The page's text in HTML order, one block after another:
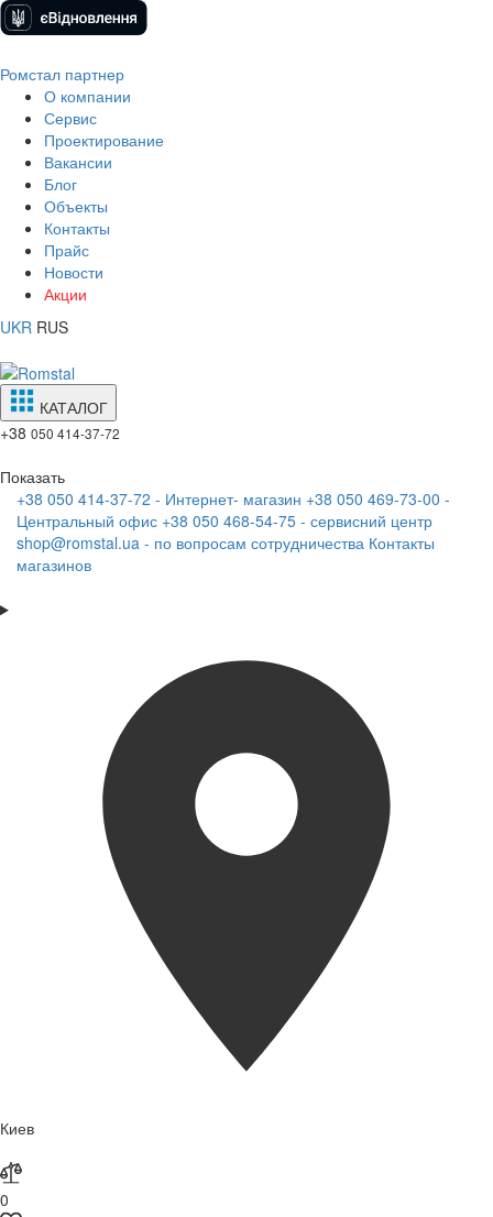
Ромстал партнер
О компании
Сервис
Проектирование
Вакансии
Блог
Объекты
Контакты
Прайс
Новости
Акции
UKR RUS
КАТАЛОГ
+38 050 414-37-72
Показать
+38 050 414-37-72 - Интернет- магазин +38 050 469-73-00 -
Центральный офис +38 050 468-54-75 - сервисний центр
shop@romstal.ua - по вопросам сотрудничества Контакты
магазинов
Киев
0